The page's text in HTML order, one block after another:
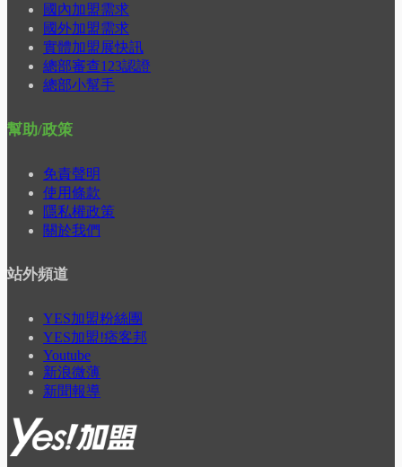
國內加盟需求
國外加盟需求
實體加盟展快訊
總部審查123認證
總部小幫手
幫助/政策
免責聲明
使用條款
隱私權政策
關於我們
站外頻道
YES加盟粉絲團
YES加盟!痞客邦
Youtube
新浪微薄
新聞報導